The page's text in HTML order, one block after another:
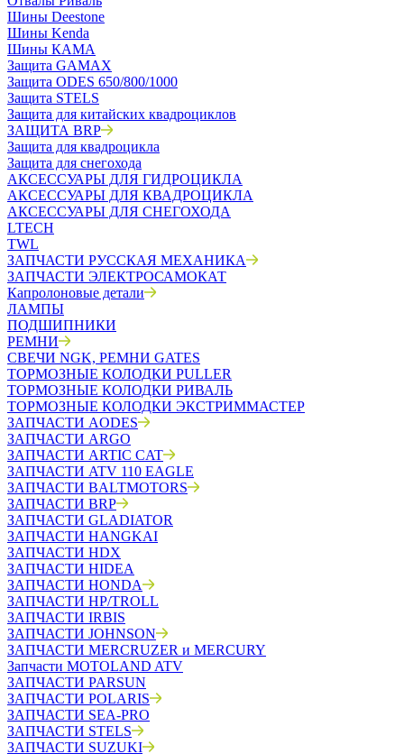
Шины Deestone
Шины Kenda
Шины КАМА
Защита GAMAX
Защита ODES 650/800/1000
Защита STELS
Защита для китайских квадроциклов
ЗАЩИТА BRP
Защита для квадроцикла
Защита для снегохода
АКСЕССУАРЫ ДЛЯ ГИДРОЦИКЛА
АКСЕССУАРЫ ДЛЯ КВАДРОЦИКЛА
АКСЕССУАРЫ ДЛЯ СНЕГОХОДА
LTECH
TWL
ЗАПЧАСТИ РУССКАЯ МЕХАНИКА
ЗАПЧАСТИ ЭЛЕКТРОСАМОКАТ
Капролоновые детали
ЛАМПЫ
ПОДШИПНИКИ
РЕМНИ
СВЕЧИ NGK, РЕМНИ GATES
ТОРМОЗНЫЕ КОЛОДКИ PULLER
ТОРМОЗНЫЕ КОЛОДКИ РИВАЛЬ
ТОРМОЗНЫЕ КОЛОДКИ ЭКСТРИММАСТЕР
ЗАПЧАСТИ AODES
ЗАПЧАСТИ ARGO
ЗАПЧАСТИ ARTIC CAT
ЗАПЧАСТИ ATV 110 EAGLE
ЗАПЧАСТИ BALTMOTORS
ЗАПЧАСТИ BRP
ЗАПЧАСТИ GLADIATOR
ЗАПЧАСТИ HANGKAI
ЗАПЧАСТИ HDX
ЗАПЧАСТИ HIDEA
ЗАПЧАСТИ HONDA
ЗАПЧАСТИ HP/TROLL
ЗАПЧАСТИ IRBIS
ЗАПЧАСТИ JOHNSON
ЗАПЧАСТИ MERCRUZER и MERCURY
Запчасти MOTOLAND ATV
ЗАПЧАСТИ PARSUN
ЗАПЧАСТИ POLARIS
ЗАПЧАСТИ SEA-PRO
ЗАПЧАСТИ STELS
ЗАПЧАСТИ SUZUKI